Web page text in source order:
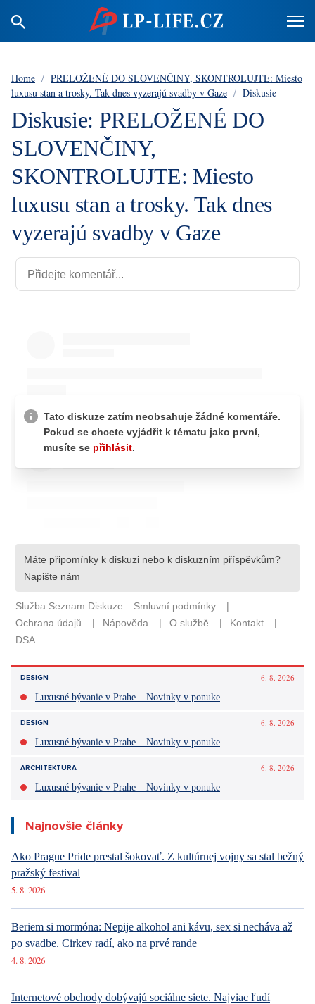
Home / PRELOŽENÉ DO SLOVENČINY, SKONTROLUJTE: Miesto
luxusu stan a trosky. Tak dnes vyzerajú svadby v Gaze / Diskusie
Diskusie: PRELOŽENÉ DO
SLOVENČINY,
SKONTROLUJTE: Miesto
luxusu stan a trosky. Tak dnes
vyzerajú svadby v Gaze
DESIGN
6. 8. 2026
Luxusné bývanie v Prahe – Novinky v ponuke
DESIGN
6. 8. 2026
Luxusné bývanie v Prahe – Novinky v ponuke
ARCHITEKTURA
6. 8. 2026
Luxusné bývanie v Prahe – Novinky v ponuke
Najnovšie články
Ako Prague Pride prestal šokovať. Z kultúrnej vojny sa stal bežný
pražský festival
5. 8. 2026
Beriem si mormóna: Nepije alkohol ani kávu, sex si necháva až
po svadbe. Cirkev radí, ako na prvé rande
4. 8. 2026
Internetové obchody dobývajú sociálne siete. Najviac ľudí